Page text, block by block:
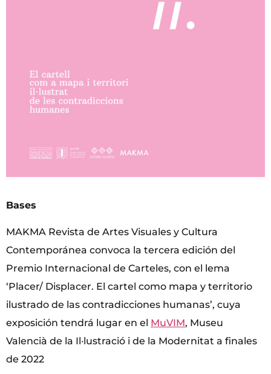
Bases
MAKMA Revista de Artes Visuales y Cultura
Contemporánea convoca la tercera edición del
Premio Internacional de Carteles, con el lema
‘Placer/ Displacer. El cartel como mapa y territorio
ilustrado de las contradicciones humanas’, cuya
exposición tendrá lugar en el MuVIM, Museu
Valencià de la Il·lustració i de la Modernitat a finales
de 2022